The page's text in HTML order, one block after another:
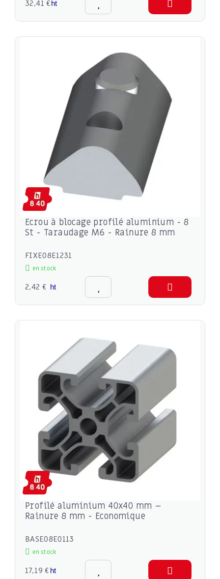
32,41 €ht
Ecrou à blocage profilé aluminium - 8
St - Taraudage M6 - Rainure 8 mm
FIXE08E1231
en stock
2,42 € ht
Profilé aluminium 40x40 mm –
Rainure 8 mm - Economique
BASE08E0113
en stock
17,19 € ht